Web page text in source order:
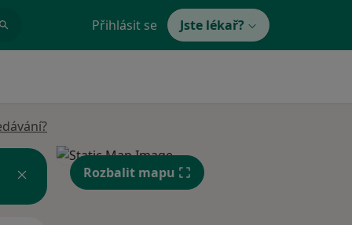
Přihlásit se Jste lékař?
Rozbalit mapu